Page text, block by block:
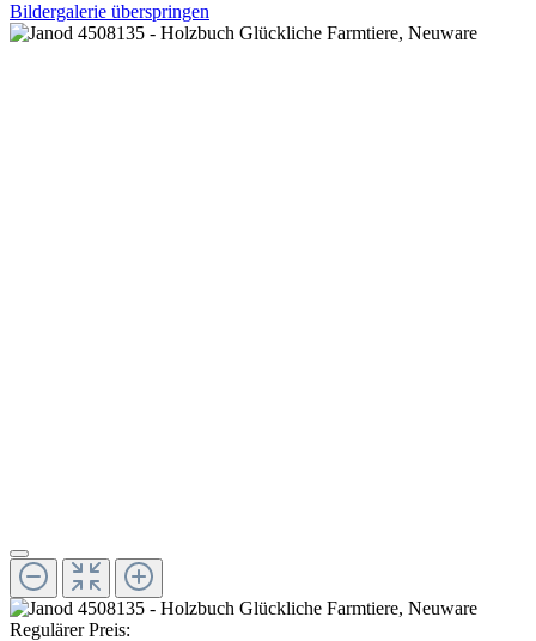
Bildergalerie überspringen
Regulärer Preis: